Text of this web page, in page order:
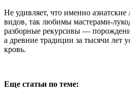
Не удивляет, что именно
видов, так любимы мастерами-
разборные рекурсивы —
а древние традиции за тысячи лет
кровь.
Еще статьи по теме: